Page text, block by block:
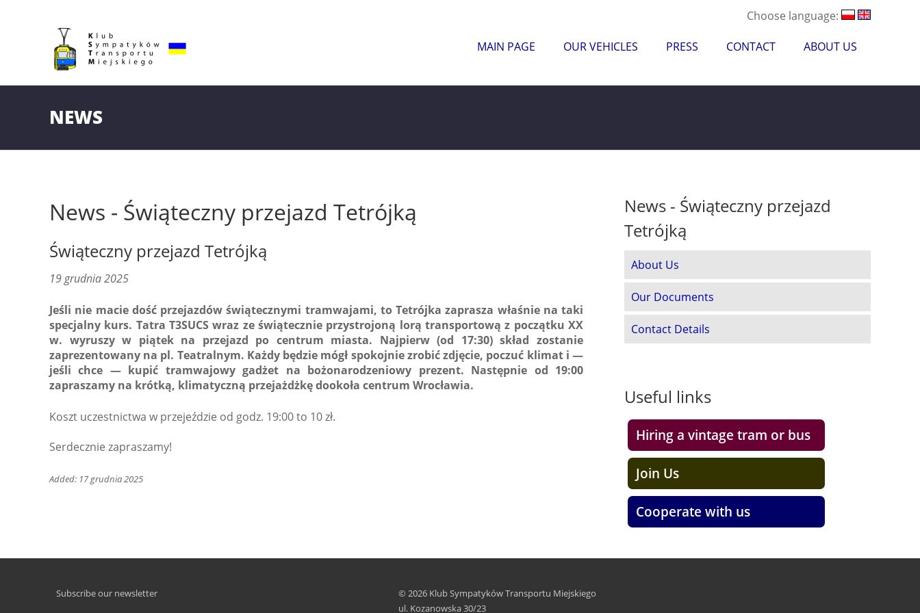
Choose language:
MAIN PAGE OUR VEHICLES PRESS CONTACT ABOUT US
NEWS
News - Świąteczny przejazd Tetrójką
Świąteczny przejazd Tetrójką
19 grudnia 2025
Jeśli nie macie dość przejazdów świątecznymi tramwajami, to Tetrójka zaprasza właśnie na taki
specjalny kurs. Tatra T3SUCS wraz ze świątecznie przystrojoną lorą transportową z początku XX
w. wyruszy w piątek na przejazd po centrum miasta. Najpierw (od 17:30) skład zostanie
zaprezentowany na pl. Teatralnym. Każdy będzie mógł spokojnie zrobić zdjęcie, poczuć klimat i —
jeśli chce — kupić tramwajowy gadżet na bożonarodzeniowy prezent. Następnie od 19:00
zapraszamy na krótką, klimatyczną przejażdżkę dookoła centrum Wrocławia.
Koszt uczestnictwa w przejeździe od godz. 19:00 to 10 zł.
Serdecznie zapraszamy!
Added: 17 grudnia 2025
News - Świąteczny przejazd
Tetrójką
About Us
Our Documents
Contact Details
Useful links
Hiring a vintage tram or bus
Join Us
Cooperate with us
Subscribe our newsletter
© 2026 Klub Sympatyków Transportu Miejskiego
ul. Kozanowska 30/23